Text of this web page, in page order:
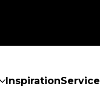
Inspiration